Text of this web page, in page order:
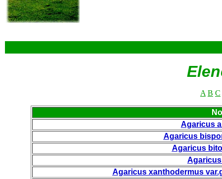
A B C
Agaricus
Agaricus
Agaricus
Agaricus xanthodermus